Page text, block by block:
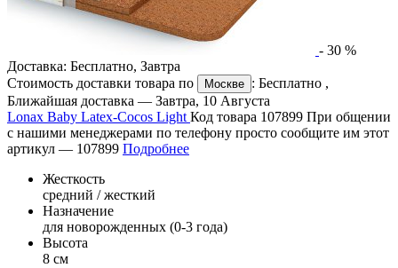
- 30 %
Доставка: Бесплатно, Завтра
Стоимость доставки товара по
Москве : Бесплатно ,
Ближайшая доставка — Завтра, 10 Августа
Lonax Baby Latex-Cocos Light Код товара 107899 При общении
с нашими менеджерами по телефону просто сообщите им этот
артикул — 107899 Подробнее
Жесткость
средний / жесткий
Назначение
для новорожденных (0-3 года)
Высота
8 см